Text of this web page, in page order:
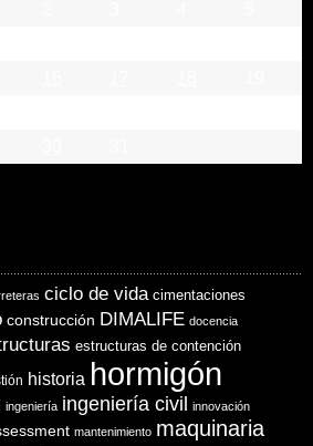
ciclo de vida cimentaciones
construcción DIMALIFE docencia
estructuras de contención
historia hormigón
ingeniería ingeniería civil innovación
mantenimiento maquinaria